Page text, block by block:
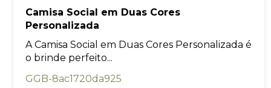
Camisa Social em Duas Cores
Personalizada
A Camisa Social em Duas Cores Personalizada é
o brinde perfeito...
GGB-8ac1720da925